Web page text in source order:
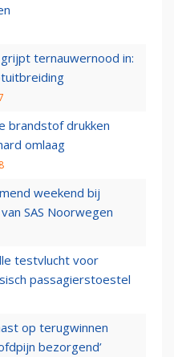
ternauwernood in:
brandstof drukken
omlaag
weekend bij
SAS Noorwegen
testvlucht voor
passagierstoestel
op terugwinnen
bezorgend’